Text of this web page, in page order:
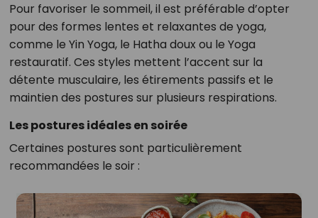
Pour favoriser le sommeil, il est préférable d’opter
pour des formes lentes et relaxantes de yoga,
comme le Yin Yoga, le Hatha doux ou le Yoga
restauratif. Ces styles mettent l’accent sur la
détente musculaire, les étirements passifs et le
maintien des postures sur plusieurs respirations.
Les postures idéales en soirée
Certaines postures sont particulièrement
recommandées le soir :